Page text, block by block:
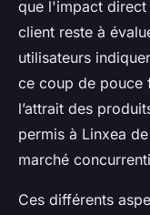
que l'impact
client reste à
utilisateurs
ce coup de pouce
l’attrait des
permis à Linxea
marché
Ces différents